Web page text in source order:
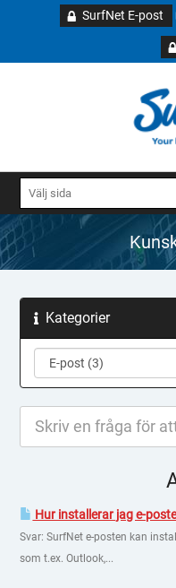
SurfNet E-post
Kategorier
Hur installerar jag e-
Svar: SurfNet e-posten kan
som t.ex. Outlook,...